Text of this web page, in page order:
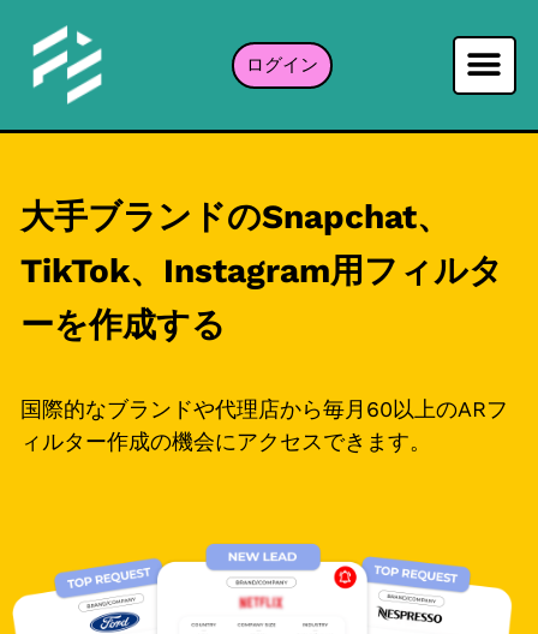
ログイン
大手ブランドのSnapchat、
TikTok、Instagram用フィルタ
ーを作成する
国際的なブランドや代理店から毎月60以上のARフ
ィルター作成の機会にアクセスできます。